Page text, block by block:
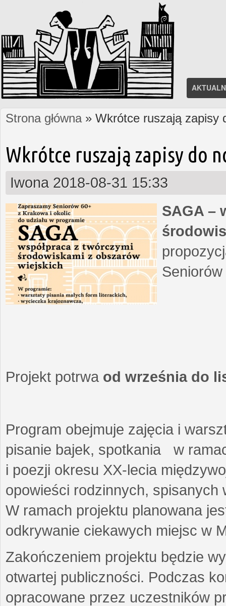
Jesteś tutaj
Strona główna» Wkrótce ruszają zapisy
Wkrótce ruszają zapisy do
Iwona 2018-08-31 15:33
SAGA –
Projekt potrwa od września do
Program obejmuje zajęcia i
pisanie bajek, spotkania w
i poezji okresu XX-lecia
opowieści rodzinnych,
W ramach projektu planowana
odkrywanie ciekawych miejsc w
Zakończeniem projektu będzie
otwartej publiczności. Podczas
opracowane przez uczestników